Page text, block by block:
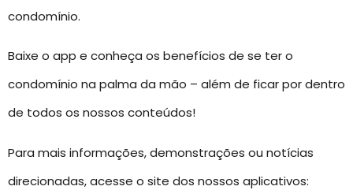
condomínio.
Baixe o app e conheça os benefícios de se ter o
condomínio na palma da mão – além de ficar por dentro
de todos os nossos conteúdos!
Para mais informações, demonstrações ou notícias
direcionadas, acesse o site dos nossos aplicativos: